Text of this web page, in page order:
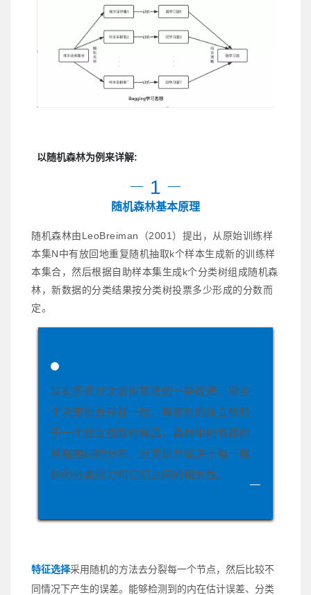
以随机森林为例来详解:
1
随机森林基本原理
随机森林由LeoBreiman（2001）提出，从原始训练样
本集N中有放回地重复随机抽取k个样本生成新的训练样
本集合，然后根据自助样本集生成k个分类树组成随机森
林，新数据的分类结果按分类树投票多少形成的分数而
定。
其实质是对决策树算法的一种改进，将多
个决策树合并在一起，每棵树的建立依赖
于一个独立抽取的样品，森林中的每棵树
具有相同的分布，分类误差取决于每一棵
树的分类能力和它们之间的相关性。
特征选择采用随机的方法去分裂每一个节点，然后比较不
同情况下产生的误差。能够检测到的内在估计误差、分类